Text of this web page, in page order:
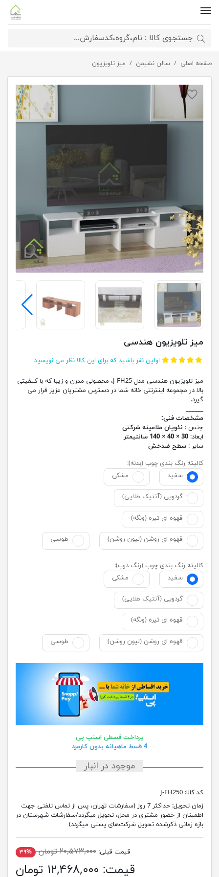
صفحه اصلی سالن نشیمن میز تلویزیون میز تلویزیون هندسی
میز تلویزیون هندسی
اولین نفر باشید که برای این کالا نظر می نویسید
میز تلویزیون هندسی مدل J-FH25، محصولی مدرن و زیبا که با کیفیتی
بالا در مجموعه اینترنتی خانه شما در دسترس مشتریان عزیز قرار می
گیرد.
______
مشخصات فنی:
جنس : نئوپان ملامینه شرکتی
ابعاد: 30 × 40 × 140 سانتیمتر
سایر : سطح ضدخش
کالیته رنگ بندی چوب (بدنه):
سفید
مشکی
گردویی (آنتیک طلایی)
قهوه ای تیره (ونگه)
قهوه ای روشن (لیون روشن) طوسی
کالیته رنگ بندی چوب (رنگ درب):
سفید
مشکی
گردویی (آنتیک طلایی)
قهوه ای تیره (ونگه)
قهوه ای روشن (لیون روشن) طوسی
پرداخت قسطی اسنپ پی
4 قسط ماهیانه بدون کارمزد
موجود در انبار
کد کالا: J-FH250
زمان تحویل:
حداکثر 7 روز (سفارشات تهران، پس از تماس تلفنی جهت
اطمینان از حضور مشتری در محل، تحویل میگردد/سفارشات شهرستان در
بازه زمانی ذکرشده تحویل شرکت‌های پستی میگردد)
قیمت قبلی: ۲۰,۵۷۳,۰۰۰ تومان ۳۹%
قیمت: ۱۲,۴۶۸,۰۰۰ تومان